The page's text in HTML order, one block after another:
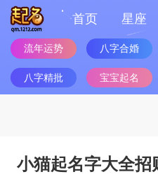
首页 星座
流年运势 八字合婚
八字精批 宝宝起名
小猫起名字大全招